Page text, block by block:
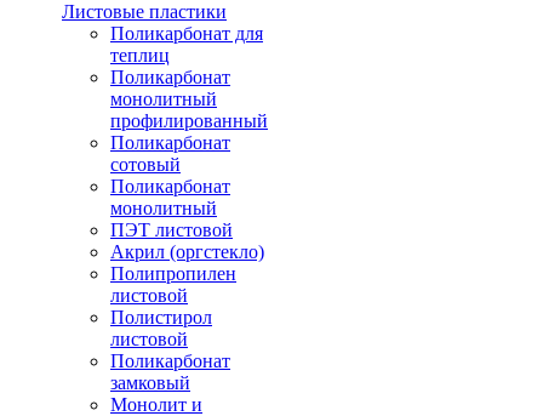
Листовые пластики
Поликарбонат для
теплиц
Поликарбонат
монолитный
профилированный
Поликарбонат
сотовый
Поликарбонат
монолитный
ПЭТ листовой
Акрил (оргстекло)
Полипропилен
листовой
Полистирол
листовой
Поликарбонат
замковый
Монолит и